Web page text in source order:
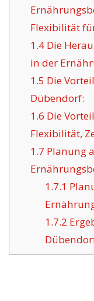
Flexibilität
1.4Die
in der
1.5 Die
Dübendorf:
1.6 Die
Flexibilität,
1.7 Planung
1.7.1
1.7.2